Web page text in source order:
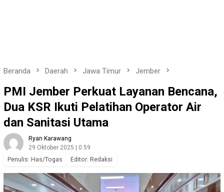
Beranda Daerah Jawa Timur Jember
PMI Jember Perkuat Layanan Bencana,
Dua KSR Ikuti Pelatihan Operator Air
dan Sanitasi Utama
Ryan Karawang
29 Oktober 2025 | 0:59
Penulis: Has/Togas Editor: Redaksi